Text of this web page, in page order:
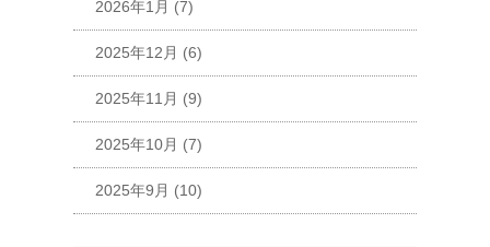
2026年1月 (7)
2025年12月 (6)
2025年11月 (9)
2025年10月 (7)
2025年9月 (10)